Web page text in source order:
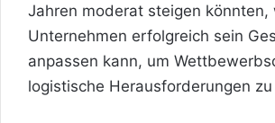
Jahren moderat steigen könnten,
Unternehmen erfolgreich sein
anpassen kann, um
logistische Herausforderungen